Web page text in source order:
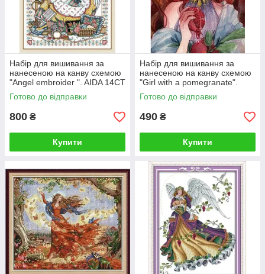
Набір для вишивання за
нанесеною на канву схемою
"Angel embroider ". AIDA 14CT
printed , 40*52см
Готово до відправки
800 ₴
Купити
Набір для вишивання за
нанесеною на канву схемою
"Girl with a pomegranate".
AIDA 11CT printed, 30*40 см
Готово до відправки
490 ₴
Купити